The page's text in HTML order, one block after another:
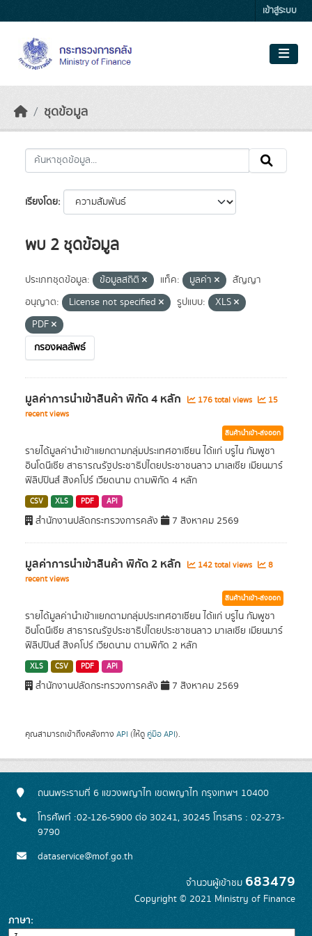
เข้าสู่ระบบ
ชุดข้อมูล
เรียงโดย
พบ 2 ชุดข้อมูล
ประเภทชุดข้อมูล: ข้อมูลสถิติ แท็ค: มูลค่า
สัญญา
อนุญาต:
License not specified รูปแบบ:
XLS
PDF
กรองผลลัพธ์
มูลค่าการนำเข้าสินค้า พิกัด 4 หลัก 176 total views
15
recent views
สินค้านำเข้า-ส่งออก
รายได้มูลค่านำเข้าแยกตามกลุ่มประเทศอาเซียน ได้แก่ บรูไน กัมพูชา
อินโดนีเซีย สาธารณรัฐประชาธิปไตยประชาชนลาว มาเลเซีย เมียนมาร์
ฟิลิปปินส์ สิงคโปร์ เวียดนาม ตามพิกัด 4 หลัก
CSV XLS PDF API
สำนักงานปลัดกระทรวงการคลัง 7 สิงหาคม 2569
มูลค่าการนำเข้าสินค้า พิกัด 2 หลัก 142 total views
8
recent views
สินค้านำเข้า-ส่งออก
รายได้มูลค่านำเข้าแยกตามกลุ่มประเทศอาเซียน ได้แก่ บรูไน กัมพูชา
อินโดนีเซีย สาธารณรัฐประชาธิปไตยประชาชนลาว มาเลเซีย เมียนมาร์
ฟิลิปปินส์ สิงคโปร์ เวียดนาม ตามพิกัด 2 หลัก
XLS CSV PDF API
สำนักงานปลัดกระทรวงการคลัง 7 สิงหาคม 2569
คุณสามารถเข้าถึงคลังทาง API (ให้ดู คู่มือ API).
ถนนพระรามที่ 6 แขวงพญาไท เขตพญาไท กรุงเทพฯ 10400
โทรศัพท์ :02-126-5900 ต่อ 30241, 30245 โทรสาร : 02-273-
9790
dataservice@mof.go.th
จำนวนผู้เข้าชม 683479
Copyright © 2021 Ministry of Finance
ภาษา